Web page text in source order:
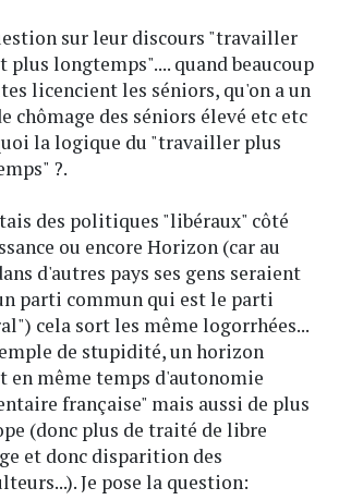
sur leur discours "travailler
plus longtemps".... quand beaucoup
licencient les séniors, qu'on a un
chômage des séniors élevé etc etc
la logique du "travailler plus
?.
des politiques "libéraux" côté
ou encore Horizon (car au
d'autres pays ses gens seraient
parti commun qui est le parti
cela sort les même logorrhées...
de stupidité, un horizon
en même temps d'autonomie
française" mais aussi de plus
(donc plus de traité de libre
et donc disparition des
Je pose la question: